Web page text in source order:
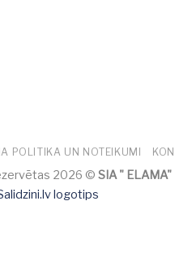
POLITIKA UN NOTEIKUMI
2026 © SIA " ELAMA"